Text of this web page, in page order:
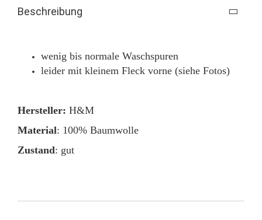
Beschreibung
wenig bis normale Waschspuren
leider mit kleinem Fleck vorne (siehe Fotos)
Hersteller: H&M
Material: 100% Baumwolle
Zustand: gut